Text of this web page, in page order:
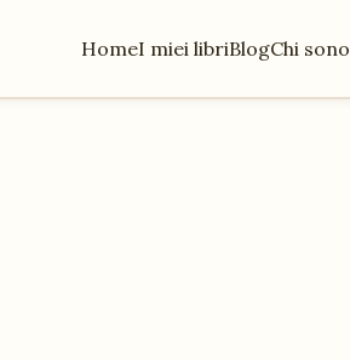
HomeI miei libriBlogChi sono